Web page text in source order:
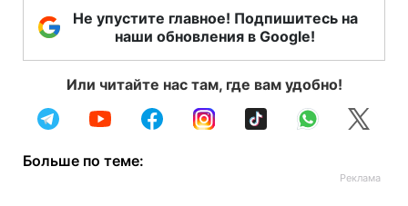
Не упустите главное! Подпишитесь на
наши обновления в Google!
Или читайте нас там, где вам удобно!
Больше по теме: